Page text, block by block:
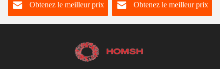
Obtenez le meilleur prix
Obtenez le meilleur prix